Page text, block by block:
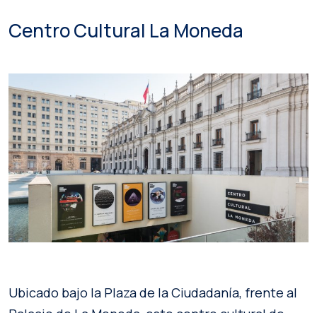
Centro Cultural La Moneda
Ubicado bajo la Plaza de la Ciudadanía, frente al